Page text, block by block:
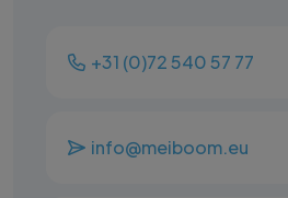
+31 (0)72 540 57 77
info@meiboom.eu